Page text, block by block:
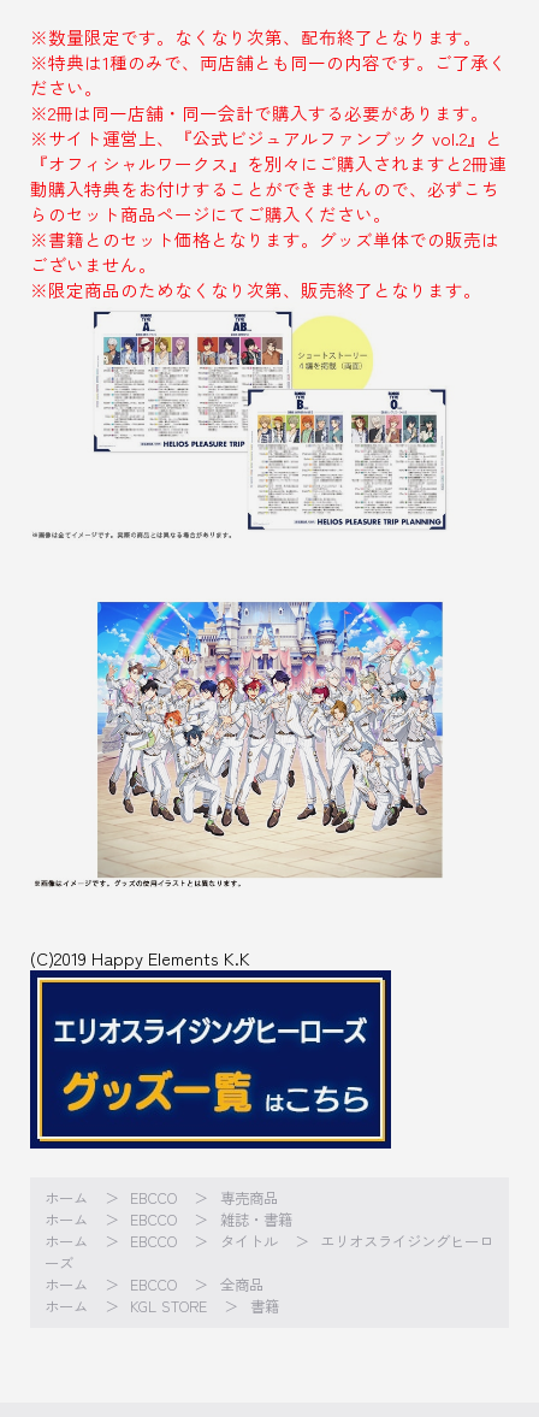
※数量限定です。なくなり次第、配布終了となります。
※特典は1種のみで、両店舗とも同一の内容です。ご了承く
ださい。
※2冊は同一店舗・同一会計で購入する必要があります。
※サイト運営上、『公式ビジュアルファンブック vol.2』と
『オフィシャルワークス』を別々にご購入されますと2冊連
動購入特典をお付けすることができませんので、必ずこち
らのセット商品ページにてご購入ください。
※書籍とのセット価格となります。グッズ単体での販売は
ございません。
※限定商品のためなくなり次第、販売終了となります。
(C)2019 Happy Elements K.K
ホーム EBCCO
専売商品
ホーム
EBCCO
雑誌・書籍
ホーム
EBCCO タイトル
エリオスライジングヒーロ
ーズ
ホーム
EBCCO
全商品
ホーム
KGL STORE 書籍